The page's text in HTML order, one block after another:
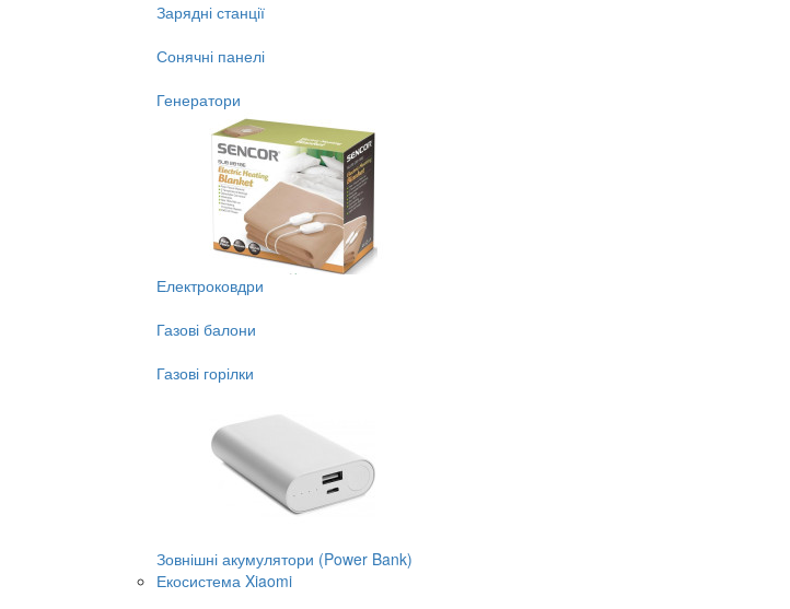
Зарядні станції
Сонячні панелі
Генератори
Електроковдри
Газові балони
Газові горілки
Зовнішні акумулятори (Power Bank)
Екосистема Xiaomi